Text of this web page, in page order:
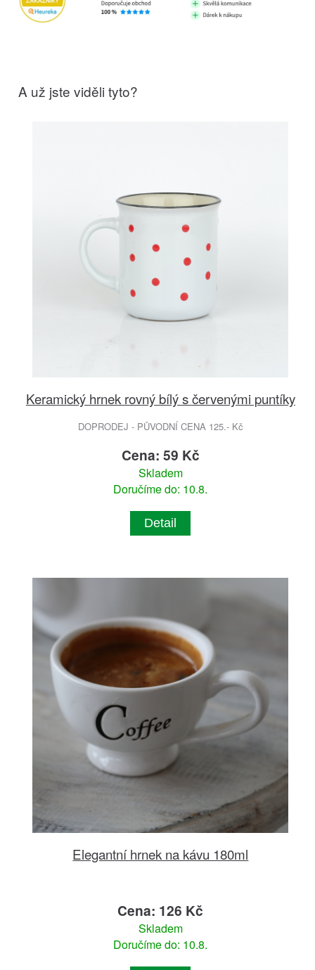
A už jste viděli tyto?
Keramický hrnek rovný bílý s červenými puntíky
DOPRODEJ - PŮVODNÍ CENA 125.- Kč
Cena: 59 Kč
Skladem
Doručíme do: 10.8.
Detail
Elegantní hrnek na kávu 180ml
Cena: 126 Kč
Skladem
Doručíme do: 10.8.